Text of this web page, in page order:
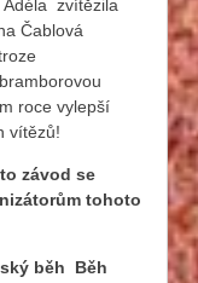
zvítězila
Čablová
roce vylepší
vítězů!
závod se
tohoto
běh Běh